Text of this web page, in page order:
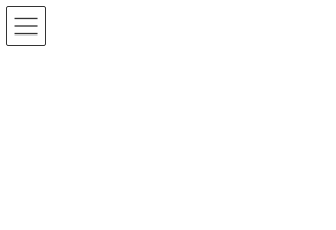
コ
ン
ナ
ビ